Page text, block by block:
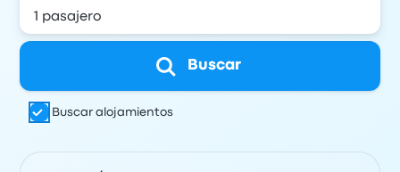
Buscar
Buscar alojamientos